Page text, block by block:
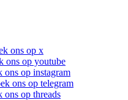
ons op x
ons op youtube
ons op instagram
ons op telegram
ons op threads